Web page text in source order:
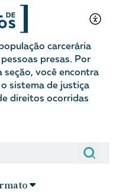
carcerária
presas. Por
seção, você encontra
sistema de justiça
direitos ocorridas